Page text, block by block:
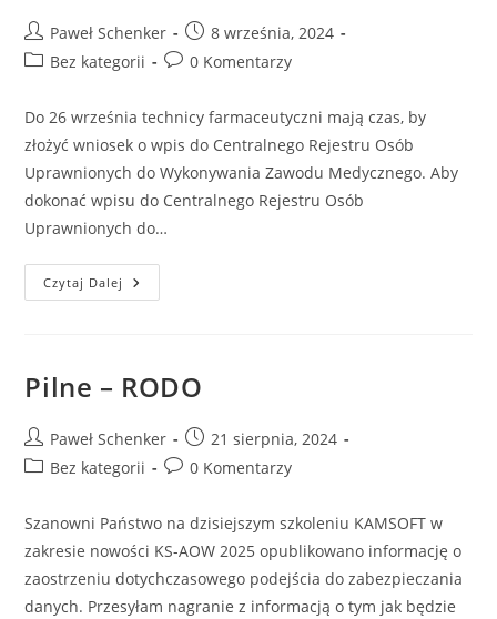
Paweł Schenker
8 września, 2024
Bez kategorii
0 Komentarzy
Do 26 września technicy farmaceutyczni mają czas, by
złożyć wniosek o wpis do Centralnego Rejestru Osób
Uprawnionych do Wykonywania Zawodu Medycznego. Aby
dokonać wpisu do Centralnego Rejestru Osób
Uprawnionych do…
Czytaj Dalej
Pilne – RODO
Paweł Schenker
21 sierpnia, 2024
Bez kategorii
0 Komentarzy
Szanowni Państwo na dzisiejszym szkoleniu KAMSOFT w
zakresie nowości KS-AOW 2025 opublikowano informację o
zaostrzeniu dotychczasowego podejścia do zabezpieczania
danych. Przesyłam nagranie z informacją o tym jak będzie